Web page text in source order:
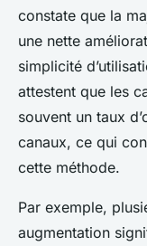
constate que la
une nette
simplicité
attestent que les
souvent un taux
canaux, ce qui
cette méthode.
Par exemple,
augmentation